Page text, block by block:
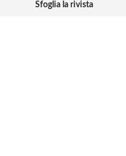
Sfoglia la rivista